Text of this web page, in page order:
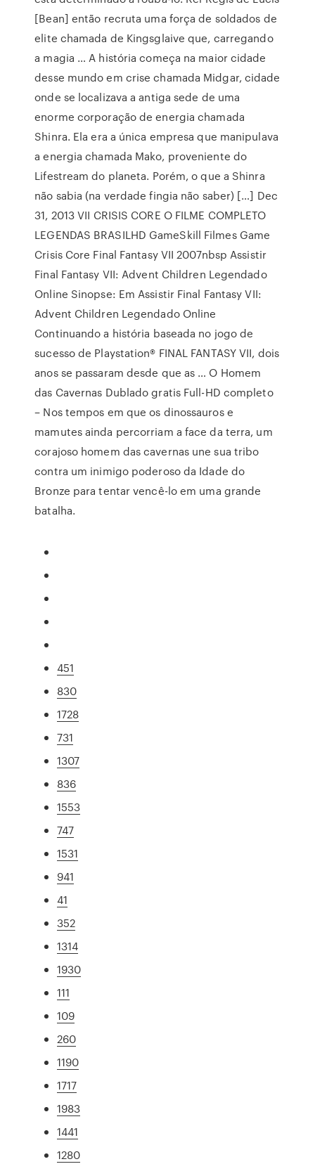
[Bean] então recruta uma força de soldados de
elite chamada de Kingsglaive que, carregando
a magia … A história começa na maior cidade
desse mundo em crise chamada Midgar, cidade
onde se localizava a antiga sede de uma
enorme corporação de energia chamada
Shinra. Ela era a única empresa que manipulava
a energia chamada Mako, proveniente do
Lifestream do planeta. Porém, o que a Shinra
não sabia (na verdade fingia não saber) […] Dec
31, 2013 VII CRISIS CORE O FILME COMPLETO
LEGENDAS BRASILHD GameSkill Filmes Game
Crisis Core Final Fantasy VII 2007nbsp Assistir
Final Fantasy VII: Advent Children Legendado
Online Sinopse: Em Assistir Final Fantasy VII:
Advent Children Legendado Online
Continuando a história baseada no jogo de
sucesso de Playstation® FINAL FANTASY VII, dois
anos se passaram desde que as … O Homem
das Cavernas Dublado gratis Full-HD completo
– Nos tempos em que os dinossauros e
mamutes ainda percorriam a face da terra, um
corajoso homem das cavernas une sua tribo
contra um inimigo poderoso da Idade do
Bronze para tentar vencê-lo em uma grande
batalha.
451
830
1728
731
1307
836
1553
747
1531
941
41
352
1314
1930
111
109
260
1190
1717
1983
1441
1280